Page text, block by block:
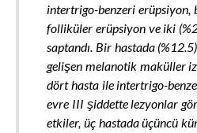
intertrigo-benzeri erüpsiyon,
folliküler erüpsiyon ve iki
saptandı. Bir hastada
gelişen melanotik maküller
dört hasta ile intertrigo-
evre III şiddette lezyonlar
etkiler, üç hastada üçüncü